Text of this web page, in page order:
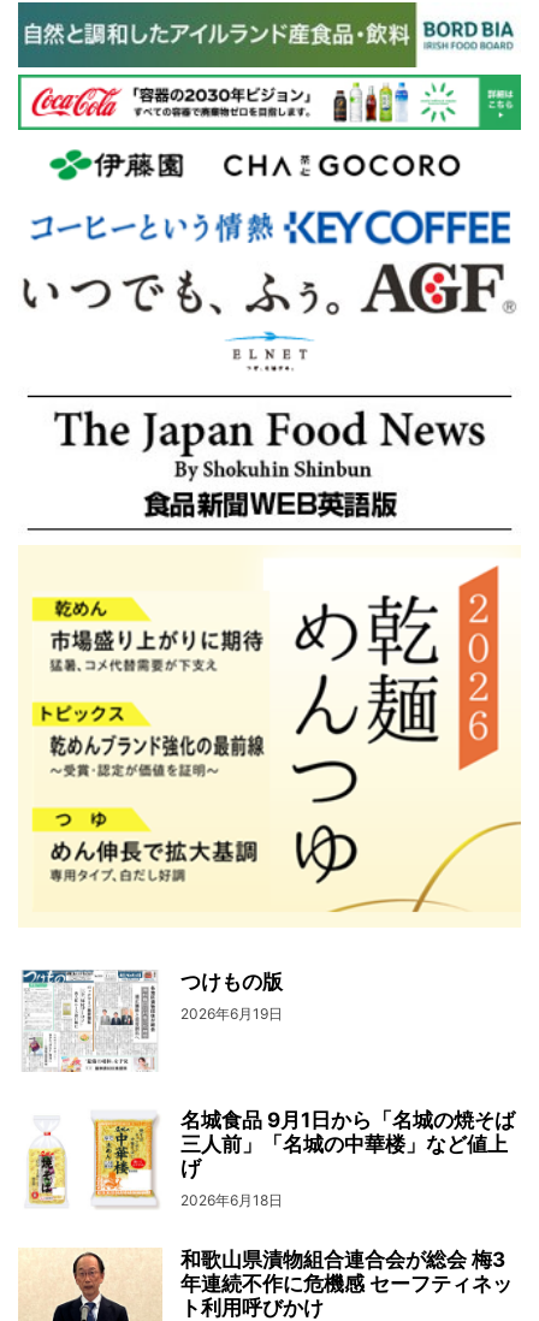
つけもの版
2026年6月19日
名城食品 9月1日から「名城の焼そば
三人前」「名城の中華楼」など値上
げ
2026年6月18日
和歌山県漬物組合連合会が総会 梅3
年連続不作に危機感 セーフティネッ
ト利用呼びかけ